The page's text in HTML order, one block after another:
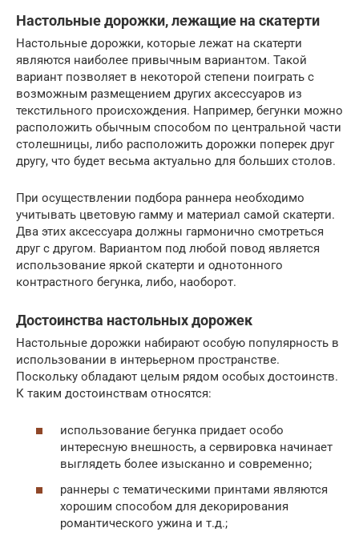
Настольные дорожки, лежащие на скатерти
Настольные дорожки, которые лежат на скатерти
являются наиболее привычным вариантом. Такой
вариант позволяет в некоторой степени поиграть с
возможным размещением других аксессуаров из
текстильного происхождения. Например, бегунки можно
расположить обычным способом по центральной части
столешницы, либо расположить дорожки поперек друг
другу, что будет весьма актуально для больших столов.
При осуществлении подбора раннера необходимо
учитывать цветовую гамму и материал самой скатерти.
Два этих аксессуара должны гармонично смотреться
друг с другом. Вариантом под любой повод является
использование яркой скатерти и однотонного
контрастного бегунка, либо, наоборот.
Достоинства настольных дорожек
Настольные дорожки набирают особую популярность в
использовании в интерьерном пространстве.
Поскольку обладают целым рядом особых достоинств.
К таким достоинствам относятся:
использование бегунка придает особо
интересную внешность, а сервировка начинает
выглядеть более изысканно и современно;
раннеры с тематическими принтами являются
хорошим способом для декорирования
романтического ужина и т.д.;